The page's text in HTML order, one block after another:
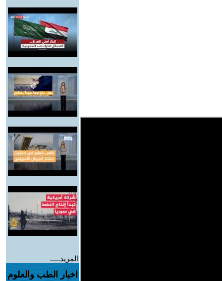
المزيد.....
اخبار الطب والعلوم